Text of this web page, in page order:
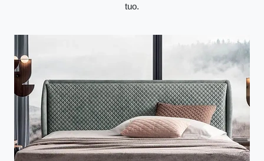
tuo.